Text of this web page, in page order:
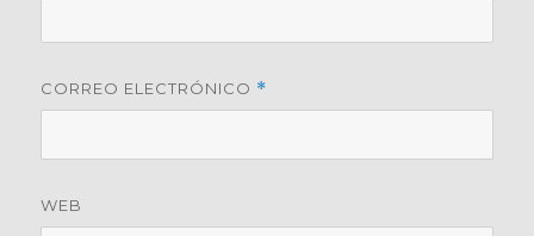
CORREO ELECTRÓNICO *
WEB